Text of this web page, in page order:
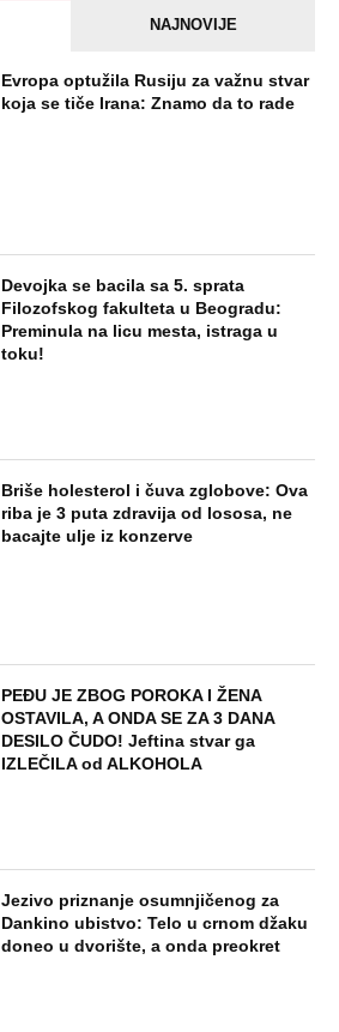
NAJNOVIJE
Evropa optužila Rusiju za važnu stvar
koja se tiče Irana: Znamo da to rade
Devojka se bacila sa 5. sprata
Filozofskog fakulteta u Beogradu:
Preminula na licu mesta, istraga u
toku!
Briše holesterol i čuva zglobove: Ova
riba je 3 puta zdravija od lososa, ne
bacajte ulje iz konzerve
PEĐU JE ZBOG POROKA I ŽENA
OSTAVILA, A ONDA SE ZA 3 DANA
DESILO ČUDO! Jeftina stvar ga
IZLEČILA od ALKOHOLA
Jezivo priznanje osumnjičenog za
Dankino ubistvo: Telo u crnom džaku
doneo u dvorište, a onda preokret